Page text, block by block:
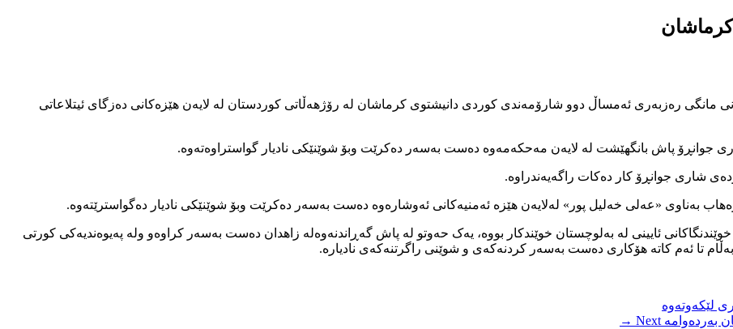
مانگی رەزبەری ئەمساڵ دوو شارۆمەندی کوردی دانیشتوی کرماشان لە رۆژهەڵاتی کوردستان لە لایەن هێزەکانی دەزگای ئیتلاعاتی
شاری جوانڕۆ کار دەکات راگەیەندراوە.
بەناوی «عەلی خەلیل پور» لەلایەن هێزە ئەمنیەکانی ئەوشارەوە دەست بەسەر دەکرێت وبۆ شوێنێکی نادیار دەگواسترێتەوە.
ئایینی لە بەلوچستان خوێندکار بووە، یەک حەوتو لە پاش گەڕاندنەوەلە زاهدان دەست بەسەر کراوەو ولە پەیوەندیەکی کورتی
تا ئەم کاتە هۆکاری دەست بەسەر کردنەکەی و شوێنی راگرتنەکەی نادیارە.
لێکەوتەوە
بەردەوامە Next →